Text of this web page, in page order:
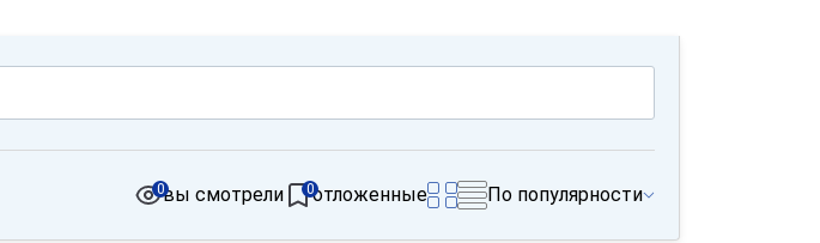
вы смотрели
0 отложенные
0 По популярности